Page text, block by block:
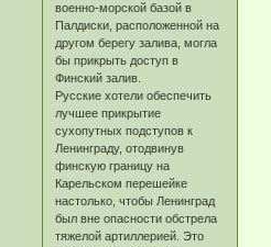
военно-морской базой в
Палдиски, расположенной на
другом берегу залива, могла
бы прикрыть доступ в
Финский залив.
Русские хотели обеспечить
лучшее прикрытие
сухопутных подступов к
Ленинграду, отодвинув
финскую границу на
Карельском перешейке
настолько, чтобы Ленинград
был вне опасности обстрела
тяжелой артиллерией. Это